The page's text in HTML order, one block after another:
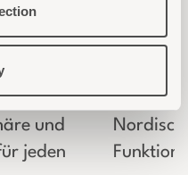
und
jeden